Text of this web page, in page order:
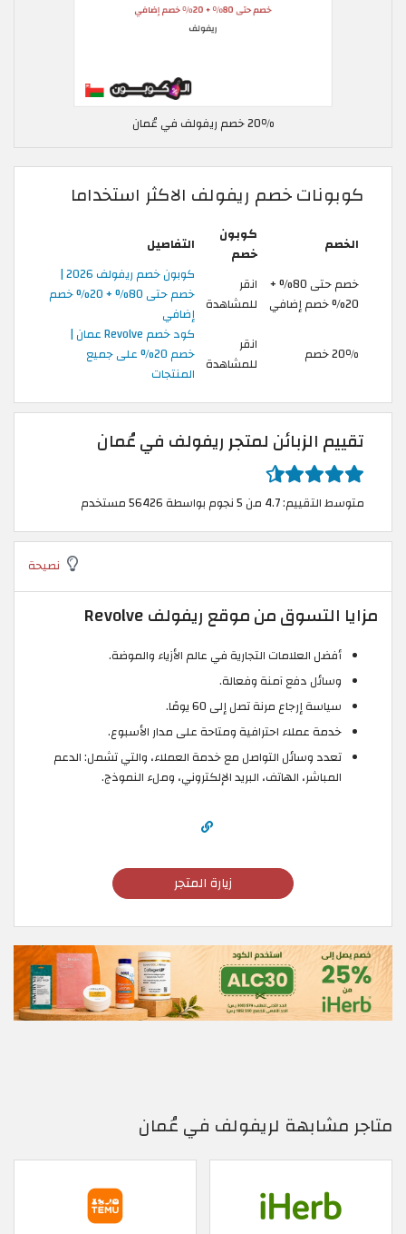
20٪ خصم ريفولف في عُمان
كوبونات خصم ريفولف الاكثر استخداما
الخصم
كوبون
خصم
التفاصيل
خصم حتى 80% +
20% خصم إضافي
انقر
للمشاهدة
كوبون خصم ريفولف 2026 |
خصم حتى 80% + 20% خصم
إضافي
20٪ خصم
انقر
للمشاهدة
كود خصم Revolve عمان |
خصم 20% على جميع
المنتجات
تقييم الزبائن لمتجر ريفولف في عُمان
متوسط التقييم: 4.7 من 5 نجوم بواسطة 56426 مستخدم
نصيحة
مزايا التسوق من موقع ريفولف Revolve
أفضل العلامات التجارية في عالم الأزياء والموضة.
وسائل دفع آمنة وفعالة.
سياسة إرجاع مرنة تصل إلى 60 يومًا.
خدمة عملاء احترافية ومتاحة على مدار الأسبوع.
تعدد وسائل التواصل مع خدمة العملاء، والتي تشمل: الدعم
المباشر، الهاتف، البريد الإلكتروني، وملء النموذج.
زيارة المتجر
متاجر مشابهة لريفولف في عُمان